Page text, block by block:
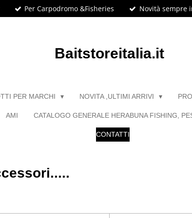
Per Carpodromo &Fisheries Novità sempre
Baitstoreitalia.it
PER MARCHI NOVITA ,ULTIMI ARRIVI
AMI CATALOGO GENERALE HERABUNA FISHING,
CONTATTI